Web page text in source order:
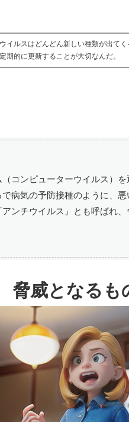
イルスはどんどん新しい種類が出て
期的に更新することが大切なんだ。
コンピューターウイルス）
病気の予防接種のように、
ンチウイルス』とも呼ばれ
脅威となるも